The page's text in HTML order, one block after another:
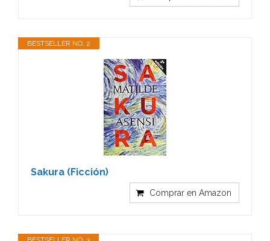
BESTSELLER NO. 2
Sakura (Ficción)
Comprar en Amazon